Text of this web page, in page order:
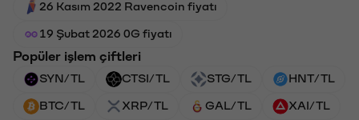
26 Kasım 2022 Ravencoin fiyatı
19 Şubat 2026 0G fiyatı
Popüler işlem çiftleri
SYN/TL CTSI/TL STG/TL HNT/TL
BTC/TL XRP/TL GAL/TL XAI/TL